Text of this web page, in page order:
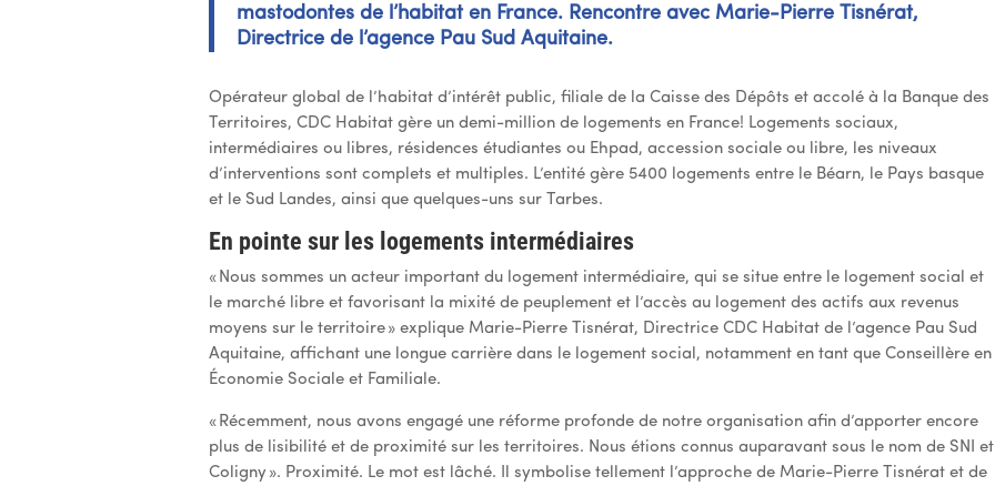
mastodontes de l’habitat en France. Rencontre avec Marie-Pierre Tisnérat,
Directrice de l’agence Pau Sud Aquitaine.
Opérateur global de l’habitat d’intérêt public, filiale de la Caisse des Dépôts et accolé à la Banque des
Territoires, CDC Habitat gère un demi-million de logements en France ! Logements sociaux,
intermédiaires ou libres, résidences étudiantes ou Ehpad, accession sociale ou libre, les niveaux
d’interventions sont complets et multiples. L’entité gère 5 400 logements entre le Béarn, le Pays basque
et le Sud Landes, ainsi que quelques-uns sur Tarbes.
En pointe sur les logements intermédiaires
« Nous sommes un acteur important du logement intermédiaire, qui se situe entre le logement social et
le marché libre et favorisant la mixité de peuplement et l’accès au logement des actifs aux revenus
moyens sur le territoire » explique Marie-Pierre Tisnérat, Directrice CDC Habitat de l’agence Pau Sud
Aquitaine, affichant une longue carrière dans le logement social, notamment en tant que Conseillère en
Économie Sociale et Familiale.
« Récemment, nous avons engagé une réforme profonde de notre organisation afin d’apporter encore
plus de lisibilité et de proximité sur les territoires. Nous étions connus auparavant sous le nom de SNI et
Coligny ». Proximité. Le mot est lâché. Il symbolise tellement l’approche de Marie-Pierre Tisnérat et de